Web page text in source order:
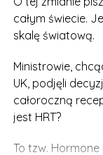
całym świecie.
skalę światową.
Ministrowie,
UK, podjęli
całoroczną
jest HRT?
To tzw.